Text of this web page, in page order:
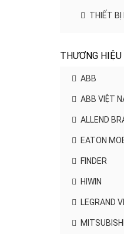
THIẾT BỊ
THƯƠNG HIỆU
ABB
ABB VIỆT
ALLEND
EATON
FINDER
HIWIN
LEGRAND